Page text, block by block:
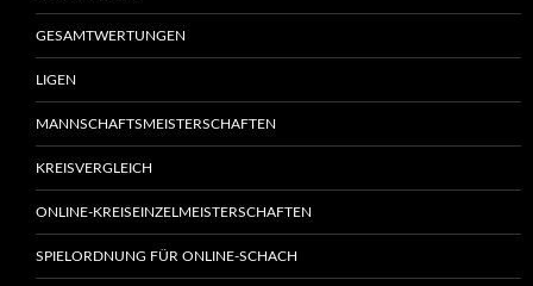
GESAMTWERTUNGEN
LIGEN
MANNSCHAFTSMEISTERSCHAFTEN
KREISVERGLEICH
ONLINE-KREISEINZELMEISTERSCHAFTEN
SPIELORDNUNG FÜR ONLINE-SCHACH